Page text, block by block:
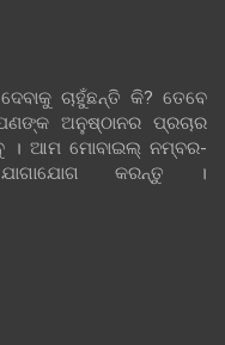
ଚାହୁଁଛନ୍ତି କି? ତେବେ
ଅନୁଷ୍ଠାନର ପ୍ରଚାର
। ଆମ ମୋବାଇଲ୍ ନମ୍ବର-
କରନ୍ତୁ ।